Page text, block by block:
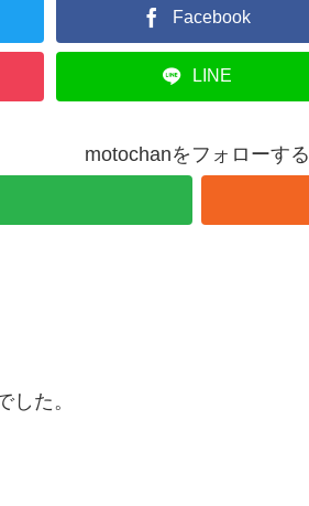
Facebook
LINE
motochanをフォローする
した。